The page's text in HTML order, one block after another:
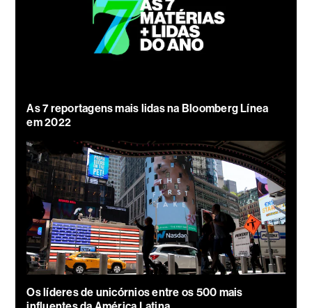
As 7 reportagens mais lidas na Bloomberg Línea
em 2022
Os líderes de unicórnios entre os 500 mais